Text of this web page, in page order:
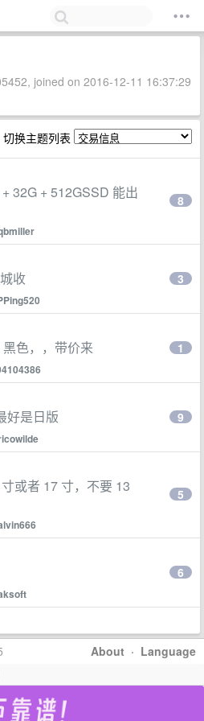
joined on 2016-12-11 16:37:29
切换主题列表
32G + 512GSSD 能出
8
收 3
色，，带价来 1
好是日版 9
或者 17 寸，不要 13
5
6
About · Language